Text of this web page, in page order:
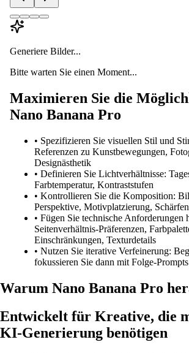
Generiere Bilder...
Bitte warten Sie einen Moment...
Maximieren Sie die
Nano Banana Pro
• Spezifizieren Sie visuellen Stil und
Referenzen zu Kunstbewegungen,
Designästhetik
• Definieren Sie Lichtverhältnisse:
Farbtemperatur, Kontraststufen
• Kontrollieren Sie die Komposition:
Perspektive, Motivplatzierung,
• Fügen Sie technische Anforderungen
Seitenverhältnis-Präferenzen,
Einschränkungen, Texturdetails
• Nutzen Sie iterative Verfeinerung:
fokussieren Sie dann mit Folge-Prompts
Warum Nano Banana Pro
Entwickelt für Kreative, die
KI-Generierung benötigen